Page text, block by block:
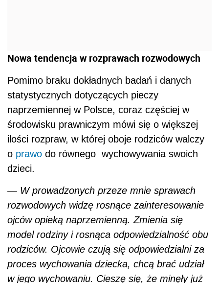
Nowa tendencja w rozprawach rozwodowych
Pomimo braku dokładnych badań i danych
statystycznych dotyczących pieczy
naprzemiennej w Polsce, coraz częściej w
środowisku prawniczym mówi się o większej
ilości rozpraw, w której oboje rodziców walczy
o prawo do równego wychowywania swoich
dzieci.
— W prowadzonych przeze mnie sprawach
rozwodowych widzę rosnące zainteresowanie
ojców opieką naprzemienną. Zmienia się
model rodziny i rosnąca odpowiedzialność obu
rodziców. Ojcowie czują się odpowiedzialni za
proces wychowania dziecka, chcą brać udział
w jego wychowaniu. Cieszę się, że minęły już